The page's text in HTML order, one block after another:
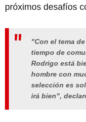
próximos desafíos
"Con el tema
tiempo de
Rodrigo está
hombre con
selección es
irá bien",